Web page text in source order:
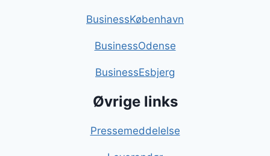
BusinessKøbenhavn
BusinessOdense
BusinessEsbjerg
Øvrige links
Pressemeddelelse